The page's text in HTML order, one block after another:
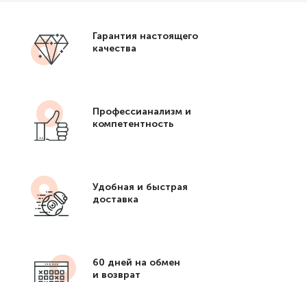
Гарантия настоящего
качества
Профессианализм и
компетентность
Удобная и быстрая
доставка
60 дней на обмен
и возврат